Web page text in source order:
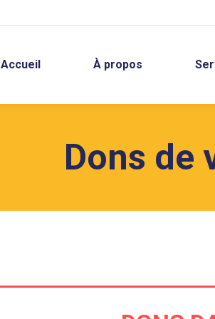
Accueil À propos
Dons de